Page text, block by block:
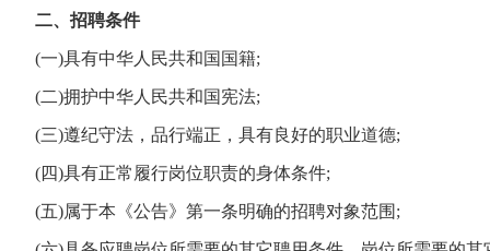
二、招聘条件
(一)具有中华人民共和国国籍;
(二)拥护中华人民共和国宪法;
(三)遵纪守法，品行端正，具有良好的职业道德;
(四)具有正常履行岗位职责的身体条件;
(五)属于本《公告》第一条明确的招聘对象范围;